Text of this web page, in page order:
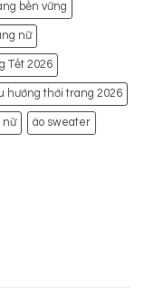
bền vững
nữ
Tết 2026
hướng thời trang 2026
nữ áo sweater